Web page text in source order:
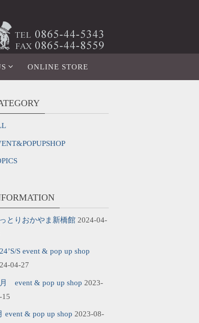
ONLINE STORE
とりおかやま新橋館 2024-04-
S event & pop up shop
04-27
event & pop up shop 2023-
15
event & pop up shop 2023-08-